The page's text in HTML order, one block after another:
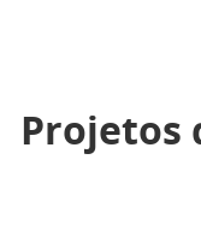
Projetos